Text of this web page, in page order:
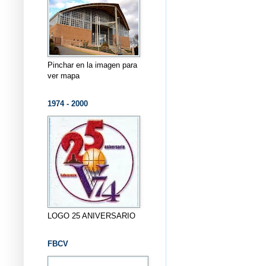
Pinchar en la imagen para
ver mapa
1974 - 2000
LOGO 25 ANIVERSARIO
FBCV